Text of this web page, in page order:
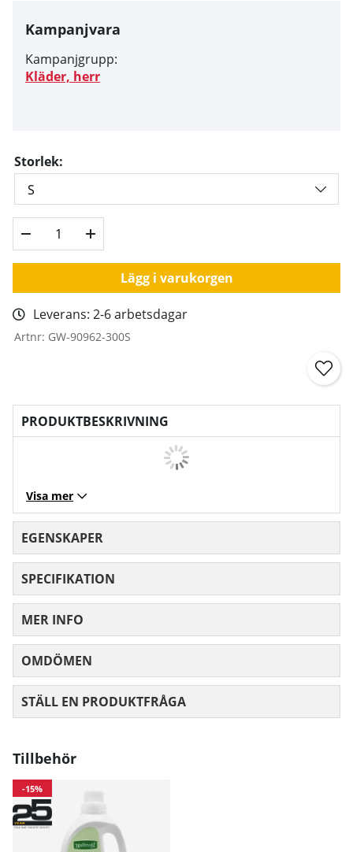
Kampanjvara
Kampanjgrupp:
Kläder, herr
Storlek:
Lägg i varukorgen
Leverans: 2-6 arbetsdagar
Artnr: GW-90962-300S
PRODUKTBESKRIVNING
Visa mer
EGENSKAPER
SPECIFIKATION
MER INFO
OMDÖMEN
STÄLL EN PRODUKTFRÅGA
Tillbehör
-15%